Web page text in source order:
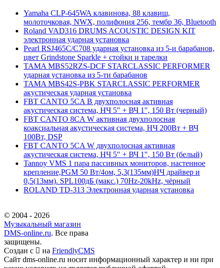
Yamaha CLP-645WA клавинова, 88 клавиш,
молоточковая, NWX, полифония 256, тембр 36, Bluetooth
Roland VAD316 DRUMS ACOUSTIC DESIGN KIT
электронная ударная установка
Pearl RSJ465C/C708 ударная установка из 5-и барабанов,
цвет Grindstone Sparkle + стойки и тарелки
TAMA MBS52RZS-DCF STARCLASSIC PERFORMER
ударная установка из 5-ти барабанов
TAMA MBS42S-PBK STARCLASSIC PERFORMER
акустическая ударная установка
FBT CANTO 5CA B двухполосная активная
акустическая система, НЧ 5" + ВЧ 1", 150 Вт (черный)
FBT CANTO 8CA W активная двухполосная
коаксиальная акустическая система, НЧ 200Вт + ВЧ
100Вт, DSP
FBT CANTO 5CA W двухполосная активная
акустическая система, НЧ 5" + ВЧ 1", 150 Вт (белый)
Tannoy VMS 1 пара пассивных мониторов, настенное
крепление,PGM 50 Вт/4ом, 5,3(135мм)НЧ драйвер и
0,5(13мм). SPL100дБ (макс.) 70Hz-20kHz, чёрный
ROLAND TD-313 Электронная ударная установка
© 2004 - 2026
Музыкальный магазин
DMS-online.ru. Все права
защищены.
Создан с
на FriendlyCMS
Сайт dms-online.ru носит информационный характер и ни при